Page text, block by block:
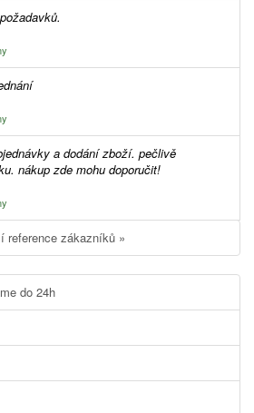
nákup zde mohu doporučit!
reference zákazníků »
do 24h